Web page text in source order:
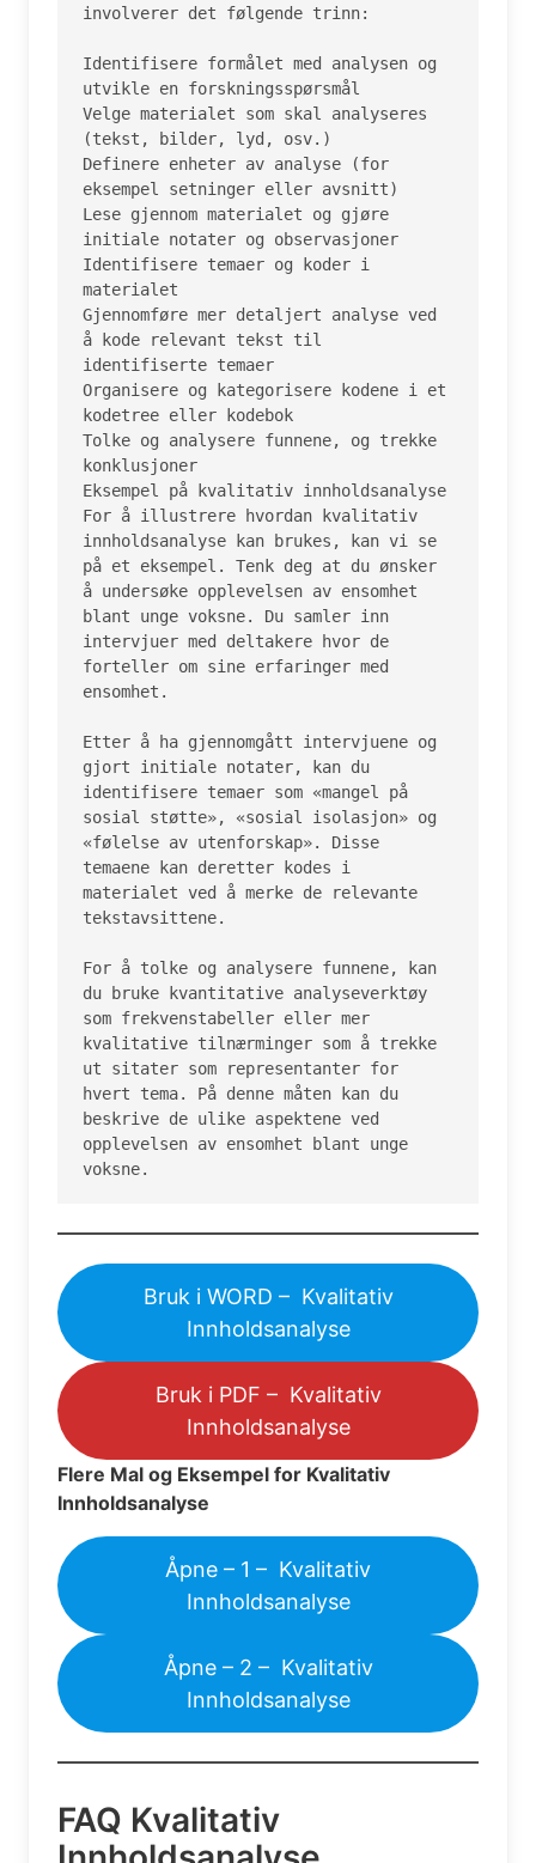
involverer det følgende trinn:
Identifisere formålet med analysen og
utvikle en forskningsspørsmål
Velge materialet som skal analyseres
(tekst, bilder, lyd, osv.)
Definere enheter av analyse (for
eksempel setninger eller avsnitt)
Lese gjennom materialet og gjøre
initiale notater og observasjoner
Identifisere temaer og koder i
materialet
Gjennomføre mer detaljert analyse ved
å kode relevant tekst til
identifiserte temaer
Organisere og kategorisere kodene i et
kodetree eller kodebok
Tolke og analysere funnene, og trekke
konklusjoner
Eksempel på kvalitativ innholdsanalyse
For å illustrere hvordan kvalitativ
innholdsanalyse kan brukes, kan vi se
på et eksempel. Tenk deg at du ønsker
å undersøke opplevelsen av ensomhet
blant unge voksne. Du samler inn
intervjuer med deltakere hvor de
forteller om sine erfaringer med
ensomhet.
Etter å ha gjennomgått intervjuene og
gjort initiale notater, kan du
identifisere temaer som «mangel på
sosial støtte», «sosial isolasjon» og
«følelse av utenforskap». Disse
temaene kan deretter kodes i
materialet ved å merke de relevante
tekstavsittene.
For å tolke og analysere funnene, kan
du bruke kvantitative analyseverktøy
som frekvenstabeller eller mer
kvalitative tilnærminger som å trekke
ut sitater som representanter for
hvert tema. På denne måten kan du
beskrive de ulike aspektene ved
opplevelsen av ensomhet blant unge
voksne.
Bruk i WORD – Kvalitativ
Innholdsanalyse
Bruk i PDF – Kvalitativ
Innholdsanalyse
Flere Mal og Eksempel for Kvalitativ
Innholdsanalyse
Åpne – 1 – Kvalitativ
Innholdsanalyse
Åpne – 2 – Kvalitativ
Innholdsanalyse
FAQ Kvalitativ